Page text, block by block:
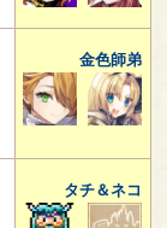
金色師弟
タチ＆ネコ